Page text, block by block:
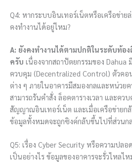
Q4: หากระบบอินเทอร์เน็ตหรือเครือข่าย
คงทำงานได้อยู่ไหม?
A: ยังคงทำงานได้ตามปกติในระดับท้อ
ครับ เนื่องจากสถาปัตยกรรมของ Dahua
ควบคุม (Decentralized Control) ตัวคอ
ต่าง ๆ ภายในอาคารมีสมองกลและหน่วย
สามารถรันคำสั่ง ล็อคตารางเวลา และค
สัญญาณอินเทอร์เน็ต และเมื่อเครือข่ายก
ข้อมูลทั้งหมดจะถูกซิงค์กลับขึ้นไปที่ส่วนก
Q5: เรื่อง Cyber Security หรือความปล
เป็นอย่างไร ข้อมูลของอาคารจะรั่วไหลไห